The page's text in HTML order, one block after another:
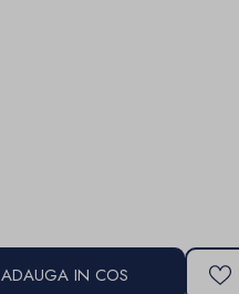
ADAUGA IN COS